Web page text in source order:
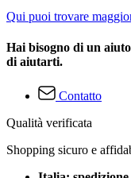
Qui puoi trovare
Hai bisogno di un
di aiutarti.
Contatto
Qualità verificata
Shopping sicuro e